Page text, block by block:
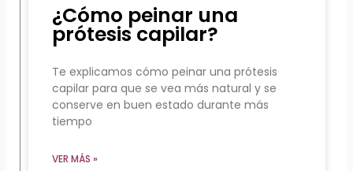
¿Cómo peinar una
prótesis capilar?
Te explicamos cómo peinar una prótesis
capilar para que se vea más natural y se
conserve en buen estado durante más
tiempo
VER MÁS »